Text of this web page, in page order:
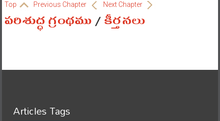
Top Previous Chapter Next Chapter
పరిశుద్ధ గ్రంథము/కీర్తనలు
Articles Tags